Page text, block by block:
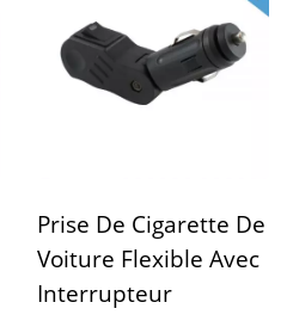
Prise De Cigarette De
Voiture Flexible Avec
Interrupteur